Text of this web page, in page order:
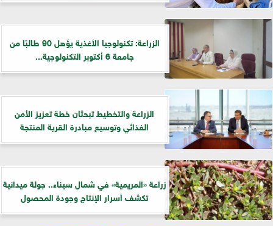
الزراعة: تكنولوجيا الأغذية يؤهل 90 طالبًا من
جامعة 6 أكتوبر التكنولوجية...
الزراعة والتخطيط تبحثان خطة تعزيز الأمن
الغذائي وتوسيع مبادرة القرية المنتجة
زراعة «المريمية» في شمال سيناء.. جولة ميدانية
تكشف أسرار الإنتاج وجودة المحصول